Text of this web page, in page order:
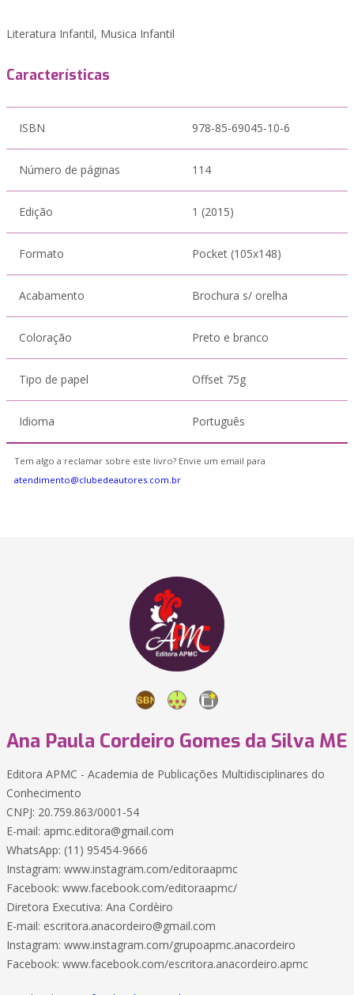
Literatura Infantil, Musica Infantil
Características
ISBN 978-85-69045-10-6
Número de páginas 114
Edição 1 (2015)
Formato Pocket (105x148)
Acabamento Brochura s/ orelha
Coloração Preto e branco
Tipo de papel Offset 75g
Idioma Português
Tem algo a reclamar sobre este livro? Envie um email para
atendimento@clubedeautores.com.br
Ana Paula Cordeiro Gomes da Silva ME
Editora APMC - Academia de Publicações Multidisciplinares do
Conhecimento
CNPJ: 20.759.863/0001-54
E-mail: apmc.editora@gmail.com
WhatsApp: (11) 95454-9666
Instagram: www.instagram.com/editoraapmc
Facebook: www.facebook.com/editoraapmc/
Diretora Executiva: Ana Cordèiro
E-mail: escritora.anacordeiro@gmail.com
Instagram: www.instagram.com/grupoapmc.anacordeiro
Facebook: www.facebook.com/escritora.anacordeiro.apmc